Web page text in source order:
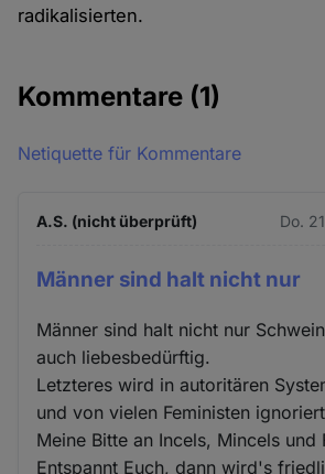
radikalisierten.
Kommentare (1)
Netiquette für Kommentare
A.S. (nicht überprüft) Do.
Männer sind halt nicht nur
Männer sind halt nicht nur
auch liebesbedürftig.
Letzteres wird in autoritären
und von vielen Feministen
Meine Bitte an Incels, Mincels und
Entspannt Euch, dann wird's